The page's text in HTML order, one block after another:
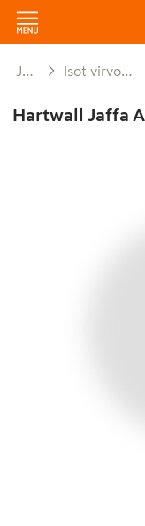
Juomat Isot virvoitusjuomat
Hartwall Jaffa